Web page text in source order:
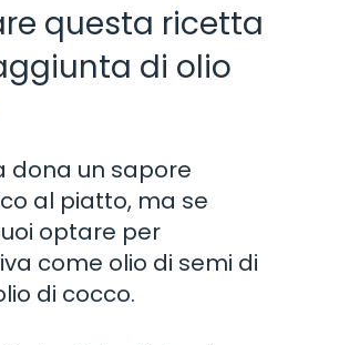
questa ricetta
di olio
dona un sapore
al piatto, ma se
optare per
come olio di semi di
di cocco.